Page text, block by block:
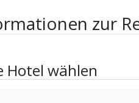
zur
Hotel wählen